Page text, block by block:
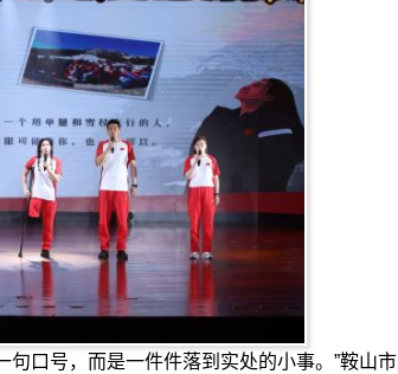
口号，而是一件件落到实处的小事。”鞍山市